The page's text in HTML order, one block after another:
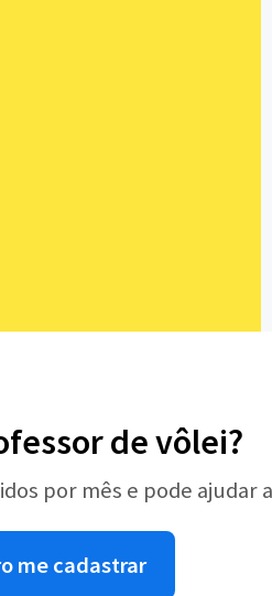
de vôlei?
por mês e pode ajudar
me cadastrar